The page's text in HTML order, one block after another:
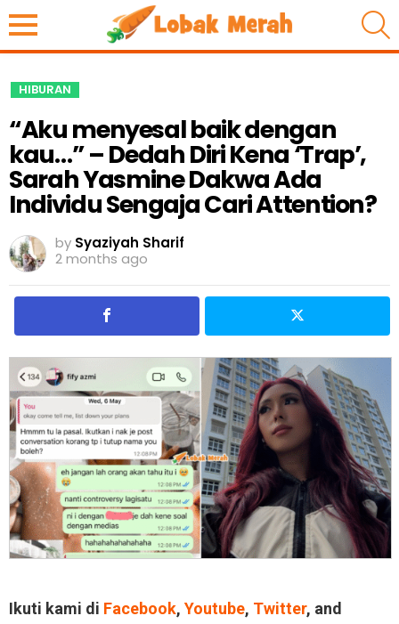
HIBURAN
“Aku menyesal baik dengan
kau…” – Dedah Diri Kena ‘Trap’,
Sarah Yasmine Dakwa Ada
Individu Sengaja Cari Attention?
by Syaziyah Sharif
2 months ago
Ikuti kami di Facebook, Youtube, Twitter, and